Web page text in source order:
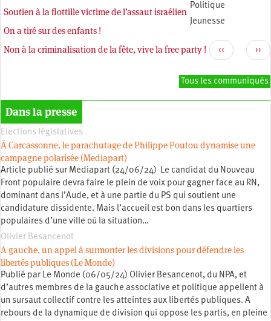
Soutien à la flottille victime de l’assaut israélien
Politique
On a tiré sur des enfants !
Jeunesse
Non à la criminalisation de la fête, vive la free party !
Pagination
Page
précédente
‹‹ ››
Tous les communiqués
Dans la presse
Elections législatives
À Carcassonne, le parachutage de Philippe Poutou dynamise une
campagne polarisée (Mediapart)
Article publié sur Mediapart (24/06/24) Le candidat du Nouveau
Front populaire devra faire le plein de voix pour gagner face au RN,
dominant dans l’Aude, et à une partie du PS qui soutient une
candidature dissidente. Mais l’accueil est bon dans les quartiers
populaires d’une ville où la situation…
Olivier Besancenot
A gauche, un appel à surmonter les divisions pour défendre les
libertés publiques (Le Monde)
Publié par Le Monde (06/05/24) Olivier Besancenot, du NPA, et
d’autres membres de la gauche associative et politique appellent à
un sursaut collectif contre les atteintes aux libertés publiques. A
rebours de la dynamique de division qui oppose les partis, en pleine